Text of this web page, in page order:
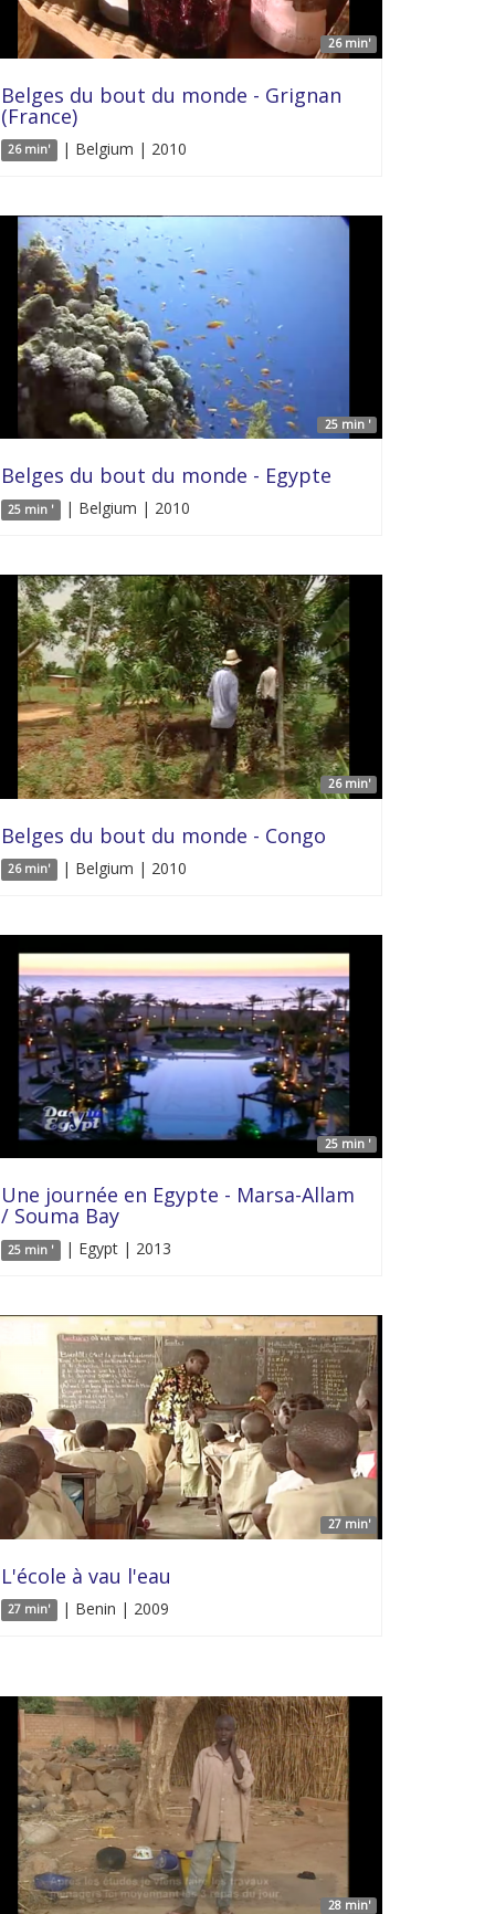
26 min'
Belges du bout du monde - Grignan
(France)
26 min' | Belgium | 2010
25 min '
Belges du bout du monde - Egypte
25 min ' | Belgium | 2010
26 min'
Belges du bout du monde - Congo
26 min' | Belgium | 2010
25 min '
Une journée en Egypte - Marsa-Allam
/ Souma Bay
25 min ' | Egypt | 2013
27 min'
L'école à vau l'eau
27 min' | Benin | 2009
28 min'